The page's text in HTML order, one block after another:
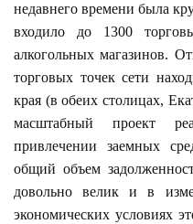
недавнего времени была
входило до 1300
алкогольных магазинов.
торговых точек сети
края (в обеих столицах,
масштабный проект
привлечении заемных
общий объем
довольно велик и в
экономических условиях